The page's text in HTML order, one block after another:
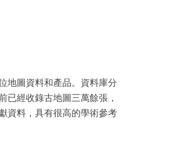
地圖資料和產品。資料庫分
經收錄古地圖三萬餘張，
資料，具有很高的學術參考